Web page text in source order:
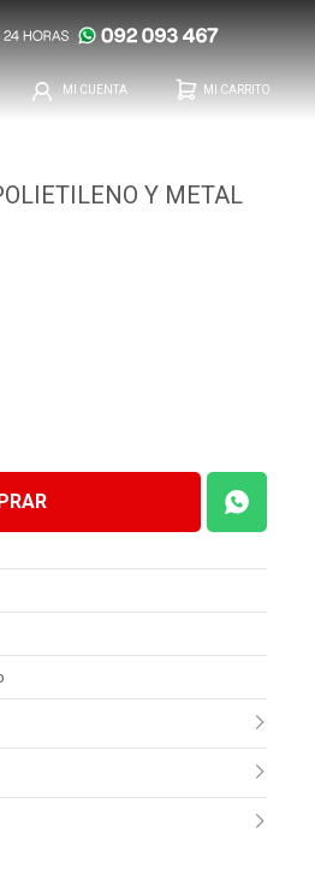
Y METAL